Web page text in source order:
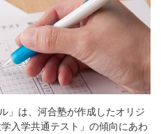
」は、河合塾が作成したオリジ
入学共通テスト」の傾向にあわ